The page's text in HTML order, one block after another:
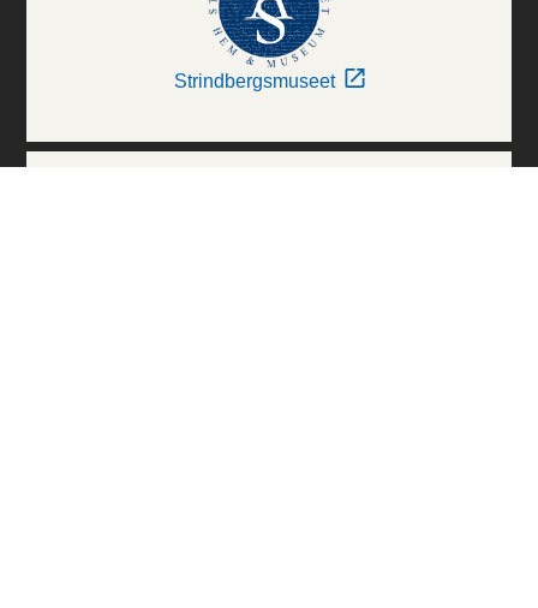
Strindbergsmuseet